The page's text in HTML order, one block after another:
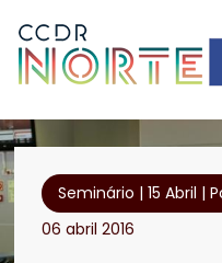
Seminário | 15 Abril |
06 abril 2016